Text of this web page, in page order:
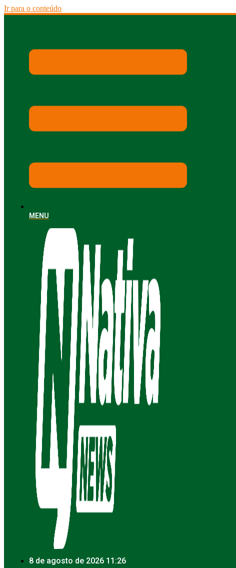
Ir para o conteúdo
MENU
8 de agosto de 2026 11:26